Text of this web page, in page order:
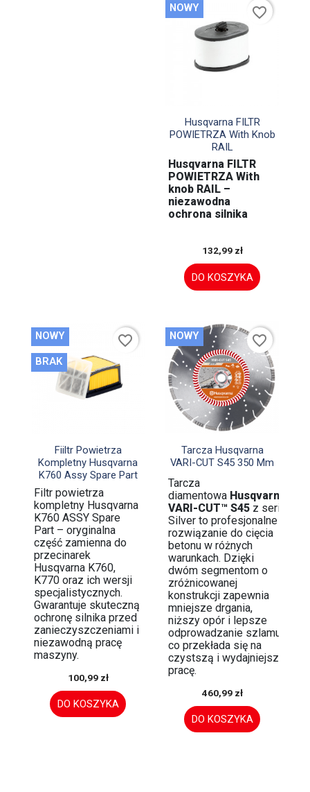
Szybki podgląd
Husqvarna FILTR
POWIETRZA With Knob
RAIL
Husqvarna FILTR
POWIETRZA With
knob RAIL –
niezawodna
ochrona silnika
132,99 zł
DO KOSZYKA
NOWY favorite_border
Szybki podgląd
Fiiltr Powietrza
Kompletny Husqvarna
K760 Assy Spare Part
Filtr powietrza
kompletny Husqvarna
K760 ASSY Spare
Part – oryginalna
część zamienna do
przecinarek
Husqvarna K760,
K770 oraz ich wersji
specjalistycznych.
Gwarantuje skuteczną
ochronę silnika przed
zanieczyszczeniami i
niezawodną pracę
maszyny.
100,99 zł
DO KOSZYKA
NOWY
BRAK
favorite_border
Szybki podgląd
Tarcza Husqvarna
VARI-CUT S45 350 Mm
Tarcza
diamentowa Husqvarna
VARI-CUT™ S45z serii
Silver to profesjonalne
rozwiązanie do cięcia
betonu w różnych
warunkach. Dzięki
dwóm segmentom o
zróżnicowanej
konstrukcji zapewnia
mniejsze drgania,
niższy opór i lepsze
odprowadzanie szlamu,
co przekłada się na
czystszą i wydajniejszą
pracę.
460,99 zł
DO KOSZYKA
NOWY favorite_border